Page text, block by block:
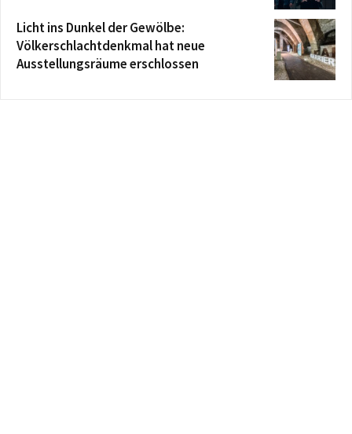
Licht ins Dunkel der Gewölbe:
Völkerschlachtdenkmal hat neue
Ausstellungsräume erschlossen